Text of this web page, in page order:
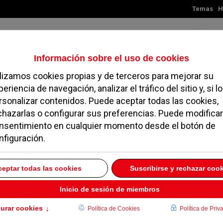
Temas
Sábado, 08 de agosto de 2026
MADRID NOROESTE SOCIEDAD MAGAZINE SERVICIOS
un ahorro de
a los gastos del
ENERO 2012